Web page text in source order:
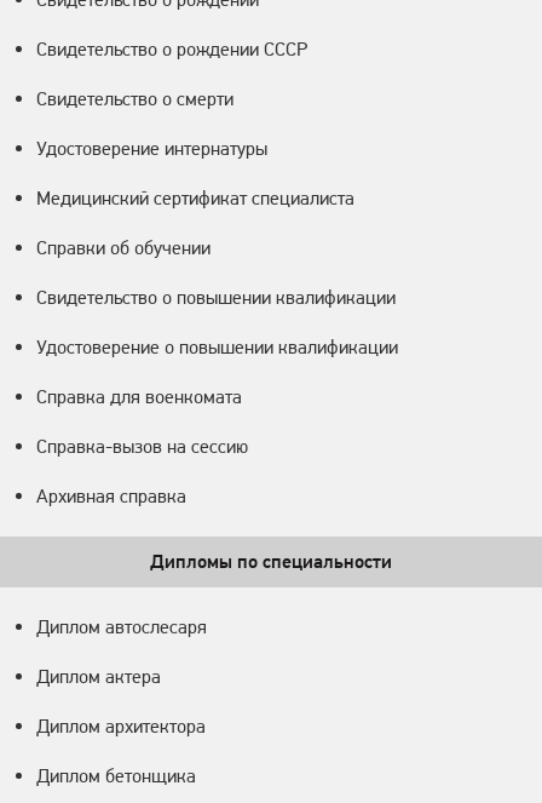
Свидетельство о рождении СССР
Свидетельство о смерти
Удостоверение интернатуры
Медицинский сертификат специалиста
Справки об обучении
Свидетельство о повышении квалификации
Удостоверение о повышении квалификации
Справка для военкомата
Справка-вызов на сессию
Архивная справка
Дипломы по специальности
Диплом автослесаря
Диплом актера
Диплом архитектора
Диплом бетонщика